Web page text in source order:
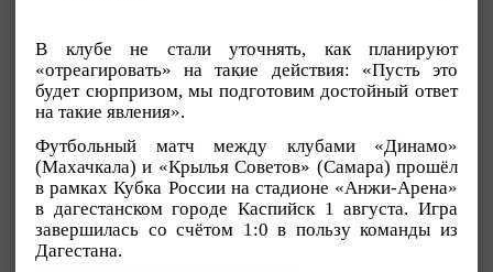
В клубе не стали уточнять, как планируют
«отреагировать» на такие действия: «Пусть это
будет сюрпризом, мы подготовим достойный ответ
на такие явления».
Футбольный матч между клубами «Динамо»
(Махачкала) и «Крылья Советов» (Самара) прошёл
в рамках Кубка России на стадионе «Анжи-Арена»
в дагестанском городе Каспийск 1 августа. Игра
завершилась со счётом 1:0 в пользу команды из
Дагестана.